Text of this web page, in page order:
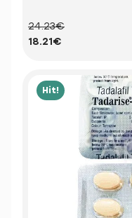
24.23€
18.21€
Hit!